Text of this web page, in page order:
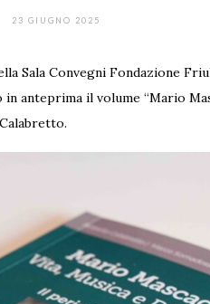
23 GIUGNO 2025
Sala Convegni Fondazione
anteprima il volume “Mario